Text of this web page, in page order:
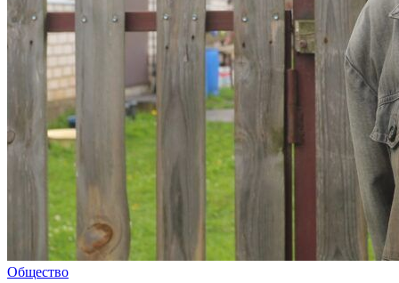
Общество